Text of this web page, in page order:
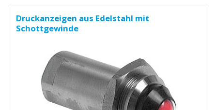
Druckanzeigen aus Edelstahl mit
Schottgewinde